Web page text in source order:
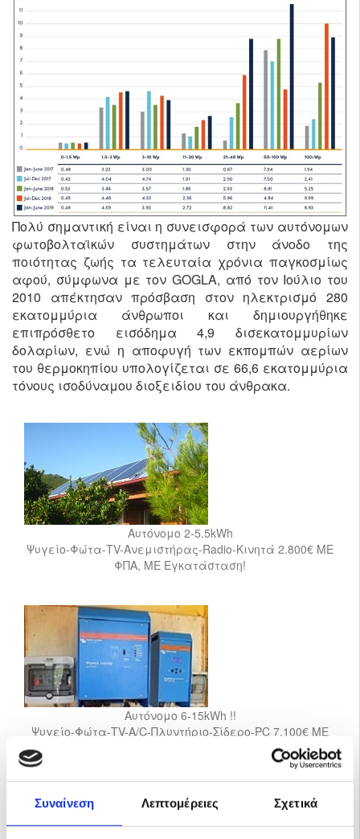
Συναίνεση Λεπτομέρειες Σχετικά
Πολύ σημαντική είναι η συνεισφορά των αυτόνομων
φωτοβολταϊκών συστημάτων στην άνοδο της
ποιότητας ζωής τα τελευταία χρόνια παγκοσμίως
αφού, σύμφωνα με τον GOGLA, από τον Ιούλιο του
2010 απέκτησαν πρόσβαση στον ηλεκτρισμό 280
εκατομμύρια άνθρωποι και δημιουργήθηκε
επιπρόσθετο εισόδημα 4,9 δισεκατομμυρίων
δολαρίων, ενώ η αποφυγή των εκπομπών αερίων
του θερμοκηπίου υπολογίζεται σε 66,6 εκατομμύρια
τόνους ισοδύναμου διοξειδίου του άνθρακα.
Αυτόνομο 2-5.5kWh
Ψυγείο-Φώτα-TV-Ανεμιστήρας-Radio-Κινητά 2.800€ ME
ΦΠΑ, ΜΕ Εγκατάσταση!
Αυτόνομο 6-15kWh !!
Ψυγείο-Φώτα-TV-A/C-Πλυντήριο-Σίδερο-PC 7.100€ ΜΕ